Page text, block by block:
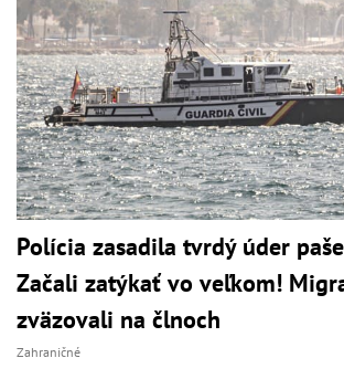
Polícia zasadila tvrdý úder
Začali zatýkať vo veľkom!
zväzovali na člnoch
Zahraničné